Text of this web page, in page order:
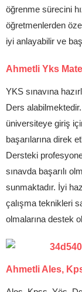
öğrenme sürecini
öğretmenlerden
iyi anlayabilir ve
Ahmetli Yks
YKS sınavına
Ders
üniversiteye giriş
başarılarına direk
Dersteki
sınavda başarılı
sunmaktadır. İyi
çalışma teknikleri
olmalarına destek
Ahmetli Ales,